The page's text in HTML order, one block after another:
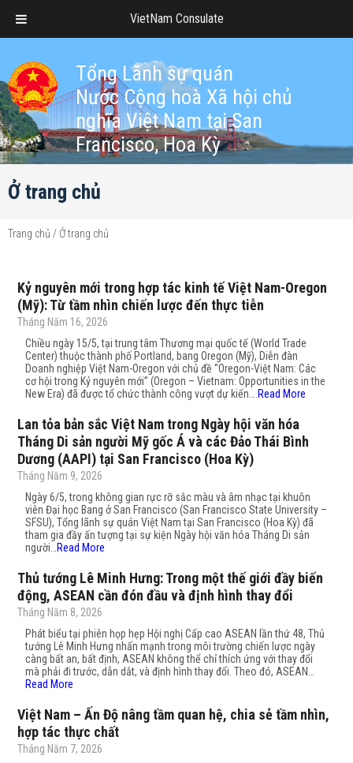
Tổng Lãnh sự quán
Nước Cộng hoà Xã hội chủ
nghĩa Việt Nam tại San
Francisco, Hoa Kỳ
Ở trang chủ
Trang chủ / Ở trang chủ
Kỷ nguyên mới trong hợp tác kinh tế Việt Nam-Oregon
(Mỹ): Từ tầm nhìn chiến lược đến thực tiễn
Tháng Năm 16, 2026
Chiều ngày 15/5, tại trung tâm Thương mại quốc tế (World Trade
Center) thuộc thành phố Portland, bang Oregon (Mỹ), Diễn đàn
Doanh nghiệp Việt Nam-Oregon với chủ đề “Oregon-Việt Nam: Các
cơ hội trong Kỷ nguyên mới” (Oregon – Vietnam: Opportunities in the
New Era) đã được tổ chức thành công vượt dự kiến…. Read More
Lan tỏa bản sắc Việt Nam trong Ngày hội văn hóa
Tháng Di sản người Mỹ gốc Á và các Đảo Thái Bình
Dương (AAPI) tại San Francisco (Hoa Kỳ)
Tháng Năm 9, 2026
Ngày 6/5, trong không gian rực rỡ sắc màu và âm nhạc tại khuôn
viên Đại học Bang ở San Francisco (San Francisco State University –
SFSU), Tổng lãnh sự quán Việt Nam tại San Francisco (Hoa Kỳ) đã
tham gia đầy ấn tượng tại sự kiện Ngày hội văn hóa Tháng Di sản
người… Read More
Thủ tướng Lê Minh Hưng: Trong một thế giới đầy biến
động, ASEAN cần đón đầu và định hình thay đổi
Tháng Năm 8, 2026
Phát biểu tại phiên họp hẹp Hội nghị Cấp cao ASEAN lần thứ 48, Thủ
tướng Lê Minh Hưng nhấn mạnh trong môi trường chiến lược ngày
càng bất an, bất định, ASEAN không thể chỉ thích ứng với thay đổi
mà phải đi trước, dẫn dắt, và định hình thay đổi. Theo đó, ASEAN…
Read More
Việt Nam – Ấn Độ nâng tầm quan hệ, chia sẻ tầm nhìn,
hợp tác thực chất
Tháng Năm 7, 2026
VietNam Consulate